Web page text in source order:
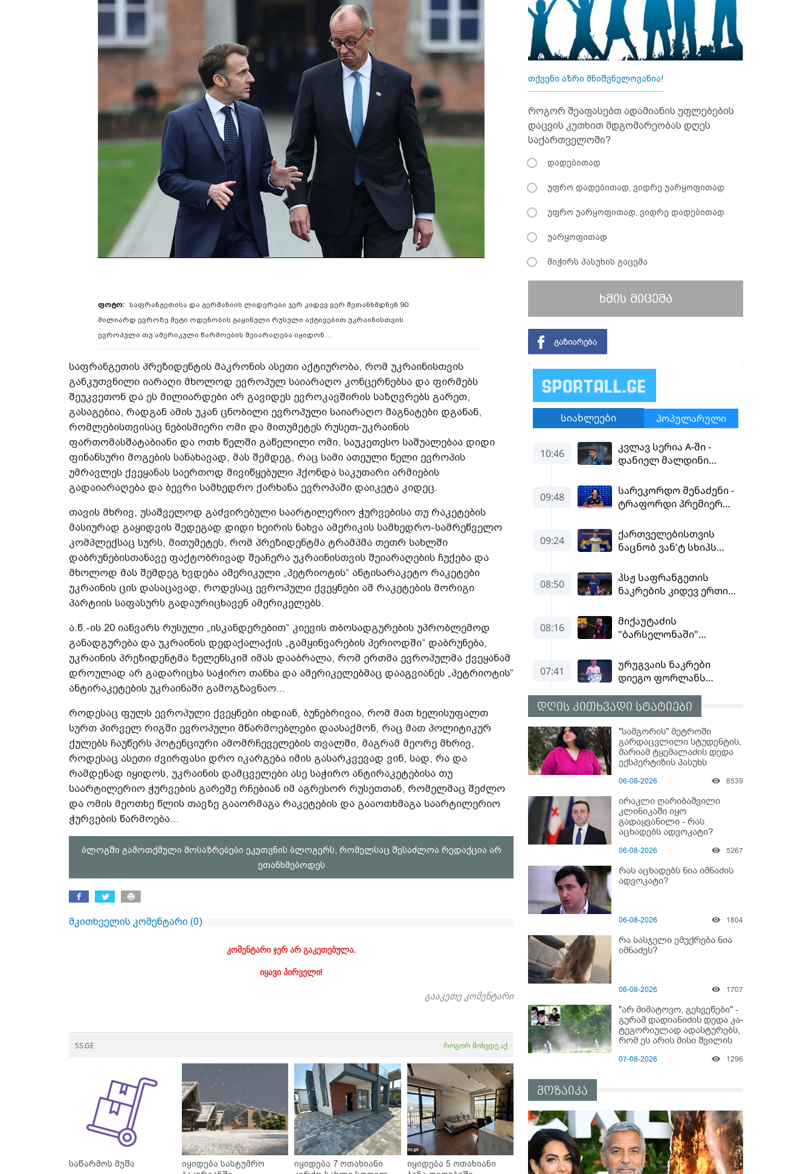
საფრანგეთისა და გერმანიის ლიდერები ჯერ კიდევ ვერ შეთანხმდნენ 90
მილიარდ ევროზე მეტი ოდენობის გაყინული რუსული აქტივებით უკრაინისთვის
ევროპული თუ ამერიკული წარმოების შეიარაღება იყიდონ…
საფრანგეთის პრეზიდენტის მაკრონის ასეთი აქტიურობა, რომ უკრაინისთვის
განკუთვნილი იარაღი მხოლოდ ევროპულ საიარაღო კონცერნებსა და ფირმებს
შეუკვეთონ და ეს მილიარდები არ გავიდეს ევროკავშირის საზღვრებს გარეთ,
გასაგებია, რადგან ამის უკან ცნობილი ევროპული საიარაღო მაგნატები დგანან,
რომლებისთვისაც ნებისმიერი ომი და მითუმეტეს რუსეთ-უკრაინის
ფართომასშატაბიანი და ოთხ წელში გაწელილი ომი, საუკეთესო საშუალებაა დიდი
ფინანსური მოგების სანახავად, მას შემდეგ, რაც სამი ათეული წელი ევროპის
უმრავლეს ქვეყანას საერთოდ მივიწყებული ჰქონდა საკუთარი არმიების
გადაიარაღება და ბევრი სამხედრო ქარხანა ევროპაში დაიკეტა კიდეც.
თავის მხრივ, უსაშველოდ გაძვირებული საარტილერიო ჭურვებისა თუ რაკეტების
მასიურად გაყიდვის შედეგად დიდი ხეირის ნახვა ამერიკის სამხედრო-სამრეწველო
კომპლექსაც სურს, მითუმეტეს, რომ პრეზიდენტმა ტრამპმა თეთრ სახლში
დაბრუნებისთანავე ფაქტობრივად შეაჩერა უკრაინისთვის შეიარაღების ჩუქება და
მხოლოდ მას შემდეგ ხვდება ამერიკული „პეტრიოტის“ ანტისარაკეტო რაკეტები
უკრაინის ცის დასაცავად, როდესაც ევროპული ქვეყნები ამ რაკეტების მორიგი
პარტიის საფასურს გადაურიცხავენ ამერიკელებს.
ა.წ.-ის 20 იანვარს რუსული „ისკანდერებით“ კიევის თბოსადგურების უპრობლემოდ
განადგურება და უკრაინის დედაქალაქის „გამყინვარების პერიოდში“ დაბრუნება,
უკრაინის პრეზიდენტმა ზელენსკიმ იმას დააბრალა, რომ ერთმა ევროპულმა ქვეყანამ
დროულად არ გადარიცხა საჭირო თანხა და ამერიკელებმაც დააგვიანეს „პეტრიოტის“
ანტირაკეტების უკრაინაში გამოგზავნაო...
როდესაც ფულს ევროპული ქვეყნები იხდიან, ბუნებრივია, რომ მათ ხელისუფალთ
სურთ პირველ რიგში ევროპული მწარმოებლები დაასაქმონ, რაც მათ პოლიტიკურ
ქულებს ჩაუწერს პოტენციური ამომრჩეველების თვალში, მაგრამ მეორე მხრივ,
როდესაც ასეთი ძვირფასი დრო იკარგება იმის გასარკვევად ვინ, სად, რა და
რამდენად იყიდოს, უკრაინის დამცველები ასე საჭირო ანტირაკეტებისა თუ
საარტილერიო ჭურვების გარეშე რჩებიან იმ აგრესორ რუსეთთან, რომელმაც შეძლო
და ომის მეოთხე წლის თავზე გააორმაგა რაკეტების და გააოთხმაგა საარტილერიო
ჭურვების წარმოება...
ბლოგში გამოთქმული მოსაზრებები ეკუთვნის ბლოგერს, რომელსაც შესაძლოა რედაქცია არ
ეთანხმებოდეს
მკითხველის კომენტარი (0)
კომენტარი ჯერ არ გაკეთებულა.
იყავი პირველი!
გააკეთე კომენტარი
SS.GE როგორ მოხვდე აქ
საწარმოს მუშა
იყიდება სასტუმრო
იყიდება 7 ოთახიანი
იყიდება 5 ოთახიანი
თქვენი აზრი მნიშვნელოვანია!
როგორ შეაფასებთ ადამიანის უფლებების
დაცვის კუთხით მდგომარეობას დღეს
საქართველოში?
დადებითად
უფრო დადებითად, ვიდრე უარყოფითად
უფრო უარყოფითად, ვიდრე დადებითად
უარყოფითად
მიჭირს პასუხის გაცემა
ხმის მიცემა
დღის კითხვადი სტატიები
"სამგორის" მეტროში
გარდაცვლილი სტუდენტის,
მარიამ ტყემალაძის დედა
ექსპერტიზის პასუხს
გოგონას გარდაცვალების
06-08-2026 8539
ირაკლი ღარიბაშვილი
კლინიკაში იყო
გადაყვანილი - რას
აცხადებს ადვოკატი?
06-08-2026 5267
რას აცხადებს ნია იმნაძის
ადვოკატი?
06-08-2026 1804
რა სასჯელი ემუქრება ნია
იმნაძეს?
06-08-2026 1707
"არ მიმატოვო, გეხვეწები" -
გუ­რა­მ დადიანიძის დედა კა­
ტე­გო­რი­უ­ლად ადას­ტუ­რებს,
რომ ეს არის მისი შვი­ლის
07-08-2026 1296
მოზაიკა